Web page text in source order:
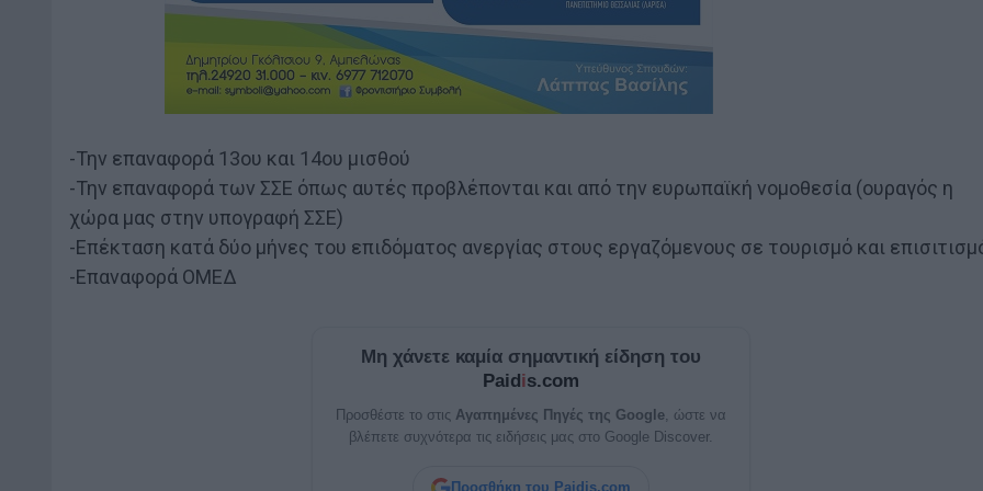
-Την επαναφορά 13ου και 14ου μισθού
-Την επαναφορά των ΣΣΕ όπως αυτές προβλέπονται και από την ευρωπαϊκή νομοθεσία (ουραγός η
χώρα μας στην υπογραφή ΣΣΕ)
-Επέκταση κατά δύο μήνες του επιδόματος ανεργίας στους εργαζόμενους σε τουρισμό και
-Επαναφορά ΟΜΕΔ
Μη χάνετε καμία σημαντική είδηση του
Paidis.com
Προσθέστε το στις Αγαπημένες Πηγές της Google, ώστε να
βλέπετε συχνότερα τις ειδήσεις μας στο Google Discover.
Προσθήκη του Paidis.com